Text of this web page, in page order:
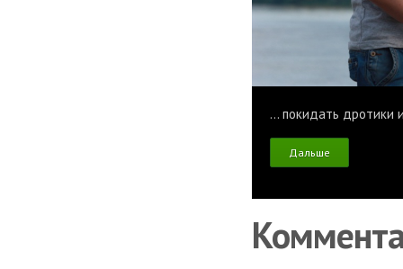
... покидать дротики
Дальше